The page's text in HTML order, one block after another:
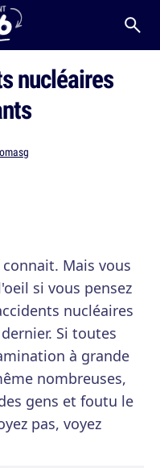
nucléaires
Mais vous
si vous pensez
nucléaires
Si toutes
à grande
nombreuses,
gens et foutu le
pas, voyez